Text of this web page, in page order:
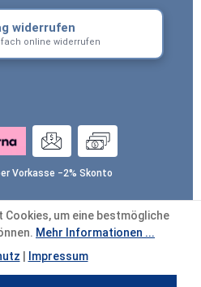
und dieAGBgelesen und
*
geben Sie die oben
Zeichen ein*
widerrufen
online widerrufen
Vorkasse −2% Skonto
Mehrwertsteuer zzgl.
Nachnahmegebühren,
angegeben.
Cookies, um eine bestmögliche
Mehr Informationen ...
Impressum